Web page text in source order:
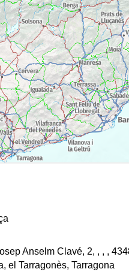
Anselm Clavé, 2, , , ,
el Tarragonès, Tarragona